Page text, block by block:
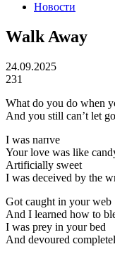
Новости
Walk Away
24.09.2025
231
What do you do when
And you still can’t let
I was naпve
Your love was like
Artificially sweet
I was deceived by the
Got caught in your web
And I learned how to
I was prey in your bed
And devoured